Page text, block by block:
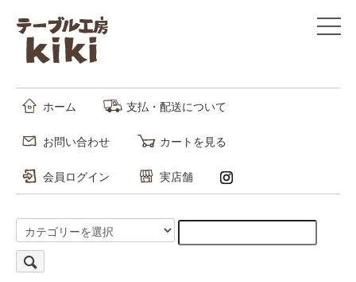
ホーム 支払・配送について
お問い合わせ カートを見る
会員ログイン 実店舗